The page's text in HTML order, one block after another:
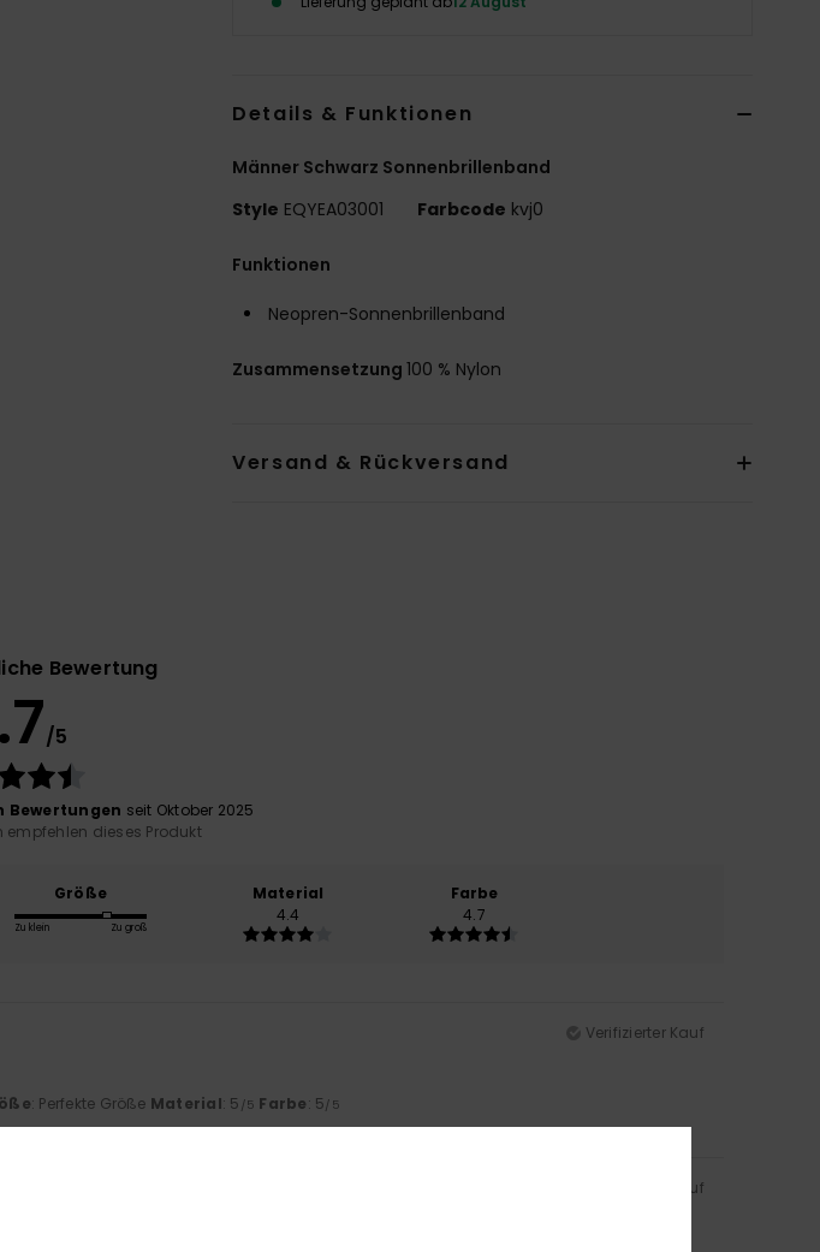
Details & Funktionen
Männer Schwarz Sonnenbrillenband
Style EQYEA03001 Farbcode kvj0
Funktionen
Neopren-Sonnenbrillenband
Zusammensetzung100 % Nylon
Versand & Rückversand
Bewertung
/5
Bewertungen seit Oktober 2025
empfehlen dieses Produkt
Größe
Zu klein Zu groß
Material
4.4
Farbe
4.7
Verifizierter Kauf
: Perfekte Größe Material: 5 /5 Farbe: 5/5
Verifizierter Kauf